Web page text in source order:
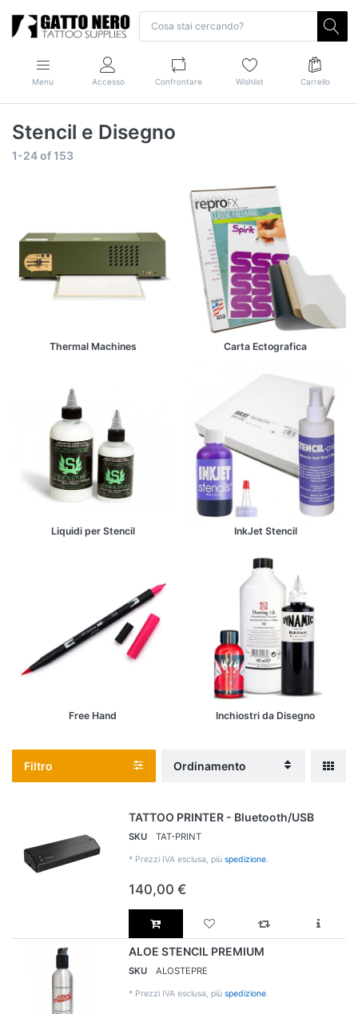
Menu Accesso Confrontare Wishlist Carrello
Stencil e Disegno
1-24of153
Thermal Machines Carta Ectografica
Liquidi per Stencil InkJet Stencil
Free Hand Inchiostri da Disegno
Filtro Ordinamento
TATTOO PRINTER - Bluetooth/USB
SKU TAT-PRINT
* Prezzi IVA esclusa, più spedizione.
140,00 €
ALOE STENCIL PREMIUM
SKU ALOSTEPRE
* Prezzi IVA esclusa, più spedizione.